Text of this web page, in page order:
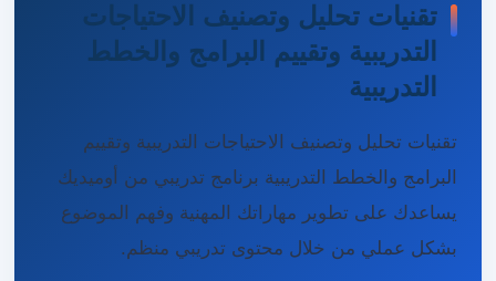
تقنيات تحليل وتصنيف الاحتياجات
التدريبية وتقييم البرامج والخطط
التدريبية
تقنيات تحليل وتصنيف الاحتياجات التدريبية وتقييم
البرامج والخطط التدريبية برنامج تدريبي من أوميديك
يساعدك على تطوير مهاراتك المهنية وفهم الموضوع
بشكل عملي من خلال محتوى تدريبي منظم.